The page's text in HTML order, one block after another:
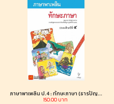
ภาษาพาเพลิน ป.4 : ทักษะภาษา (ธารปัญ...
150.00 บาท